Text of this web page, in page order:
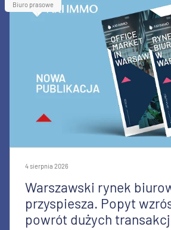
Biuro prasowe
4 sierpnia 2026
Warszawski rynek
przyspiesza. Popyt
powrót dużych